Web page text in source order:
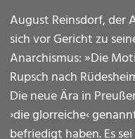
August Reinsdorf, der
sich vor Gericht zu
Anarchismus: »Die
Rupsch nach
Die neue Ära in
›die glorreiche‹
befriedigt haben. Es